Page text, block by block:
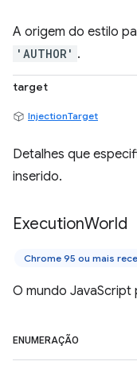
A origem do estilo
'AUTHOR' .
target
InjectionTarget
Detalhes que
inserido.
ExecutionWorld
Chrome 95 ou mais
O mundo
ENUMERAÇÃO